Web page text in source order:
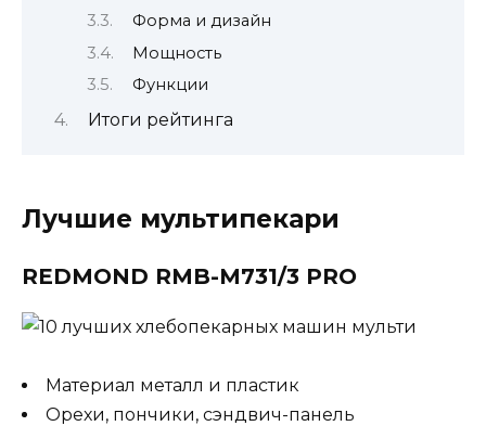
Форма и дизайн
Мощность
Функции
Итоги рейтинга
Лучшие мультипекари
REDMOND RMB-M731/3 PRO
Материал металл и пластик
Орехи, пончики, сэндвич-панель